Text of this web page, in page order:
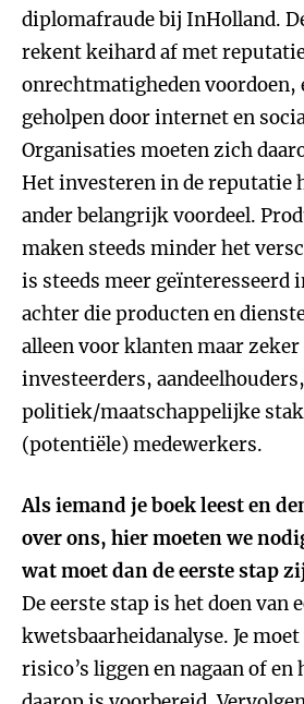
diplomafraude bij InHolland.
rekent keihard af met
onrechtmatigheden voordoen,
geholpen door internet en
Organisaties moeten zich
Het investeren in de reputatie
ander belangrijk voordeel.
maken steeds minder het
is steeds meer geïnteresseerd
achter die producten en
alleen voor klanten maar
investeerders, aandeelhouders,
politiek/maatschappelijke
(potentiële) medewerkers.
Als iemand je boek leest en
over ons, hier moeten we
wat moet dan de eerste stap
De eerste stap is het doen van
kwetsbaarheidanalyse. Je
risico’s liggen en nagaan of en